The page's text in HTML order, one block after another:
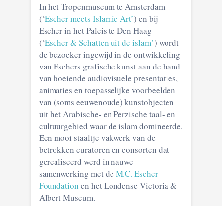
In het Tropenmuseum te Amsterdam
(‘Escher meets Islamic Art’) en bij
Escher in het Paleis te Den Haag
(‘Escher & Schatten uit de islam’) wordt
de bezoeker ingewijd in de ontwikkeling
van Eschers grafische kunst aan de hand
van boeiende audiovisuele presentaties,
animaties en toepasselijke voorbeelden
van (soms eeuwenoude) kunstobjecten
uit het Arabische- en Perzische taal- en
cultuurgebied waar de islam domineerde.
Een mooi staaltje vakwerk van de
betrokken curatoren en consorten dat
gerealiseerd werd in nauwe
samenwerking met de M.C. Escher
Foundation en het Londense Victoria &
Albert Museum.